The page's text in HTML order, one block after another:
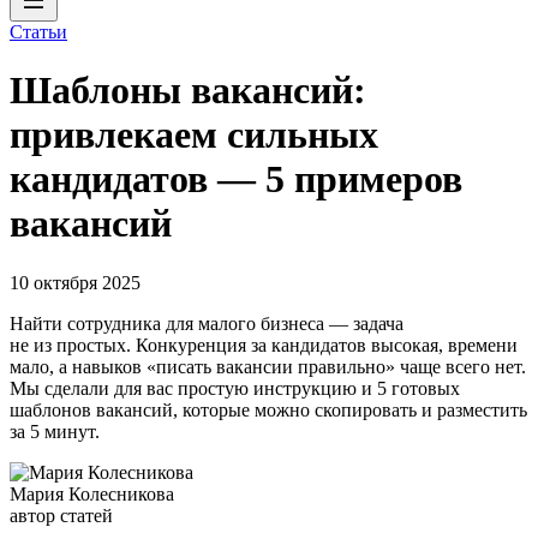
Статьи
Шаблоны вакансий:
привлекаем сильных
кандидатов — 5 примеров
вакансий
10 октября 2025
Найти сотрудника для малого бизнеса — задача
не из простых. Конкуренция за кандидатов высокая, времени
мало, а навыков «писать вакансии правильно» чаще всего нет.
Мы сделали для вас простую инструкцию и 5 готовых
шаблонов вакансий, которые можно скопировать и разместить
за 5 минут.
Мария Колесникова
автор статей